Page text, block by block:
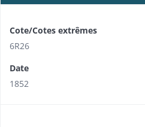
Cote/Cotes extrêmes
6R26
Date
1852